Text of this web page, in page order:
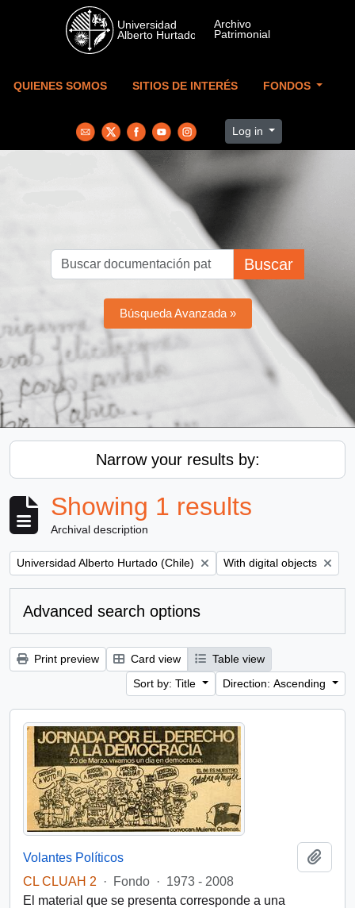
Skip to main content
QUIENES SOMOS SITIOS DE INTERÉS FONDOS
Log in
Buscar
Búsqueda Avanzada »
Narrow your results by:
Showing 1 results
Archival description
Remove filter:
Universidad Alberto Hurtado (Chile) Remove filter:
With digital objects
Advanced search options
Print preview Card view
Table view
Sort by: Title
Direction: Ascending
Volantes Políticos
CL CLUAH 2
· Fondo · 1973 - 2008
El material que se presenta corresponde a una